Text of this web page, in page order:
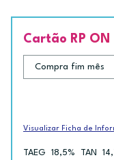
Cartão RP ON
Visualizar Ficha de
TAEG 18,5% TAN